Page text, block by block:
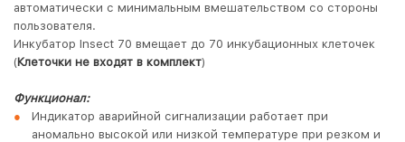
автоматически с минимальным вмешательством со стороны
пользователя.
Инкубатор Insect 70 вмещает до 70 инкубационных клеточек
(Клеточки не входят в комплект)
Функционал:
Индикатор аварийной сигнализации работает при
аномально высокой или низкой температуре при резком и